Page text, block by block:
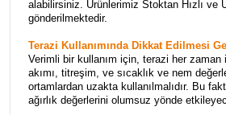
alabilirsiniz. Ürünlerimiz Stoktan Hızlı ve
gönderilmektedir.
Terazi Kullanımında Dikkat Edilmesi
Verimli bir kullanım için, terazi her
akımı, titreşim, ve sıcaklık ve nem
ortamlardan uzakta kullanılmalıdır. Bu
ağırlık değerlerini olumsuz yönde